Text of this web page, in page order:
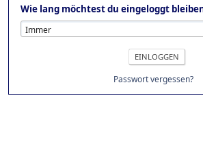
Wie lang möchtest du eingeloggt
Passwort vergessen?